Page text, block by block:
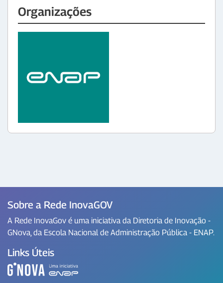
Organizações
Sobre a Rede InovaGOV
A Rede InovaGov é uma iniciativa da Diretoria de Inovação -
GNova, da Escola Nacional de Administração Pública - ENAP.
Links Úteis